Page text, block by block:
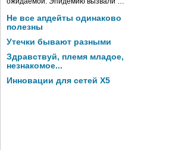
Не все апдейты одинаково
полезны
Утечки бывают разными
Здравствуй, племя младое,
незнакомое...
Инновации для сетей X5